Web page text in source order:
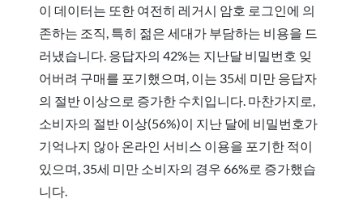
이 데이터는 또한 여전히 레거시 암호 로그인에 의
존하는 조직, 특히 젊은 세대가 부담하는 비용을 드
러냈습니다. 응답자의 42%는 지난달 비밀번호 잊
어버려 구매를 포기했으며, 이는 35세 미만 응답자
의 절반 이상으로 증가한 수치입니다. 마찬가지로,
소비자의 절반 이상(56%)이 지난 달에 비밀번호가
기억나지 않아 온라인 서비스 이용을 포기한 적이
있으며, 35세 미만 소비자의 경우 66%로 증가했습
니다.